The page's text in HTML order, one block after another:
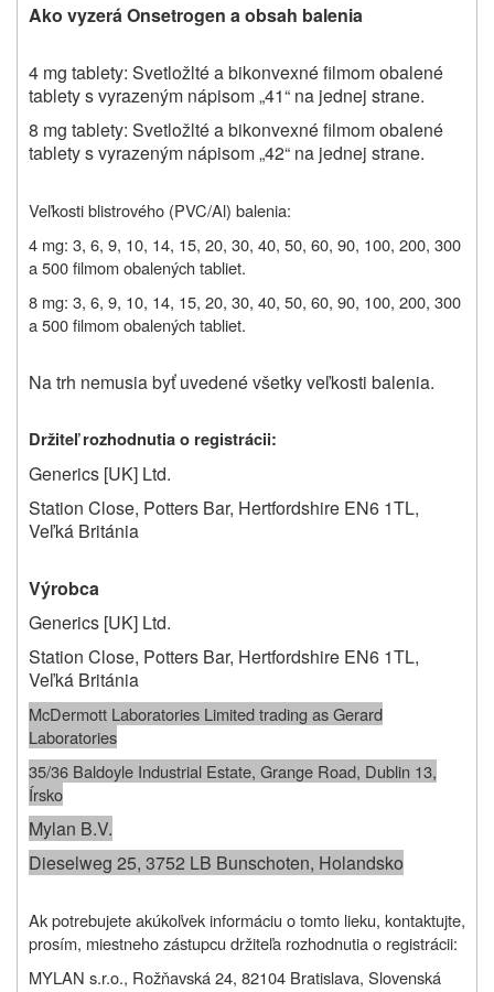
Ako vyzerá Onsetrogen a obsah balenia
4 mg tablety: Svetložlté a bikonvexné filmom obalené
tablety s vyrazeným nápisom „41“ na jednej strane.
8 mg tablety: Svetložlté a bikonvexné filmom obalené
tablety s vyrazeným nápisom „42“ na jednej strane.
Veľkosti blistrového (PVC/Al) balenia:
4 mg: 3, 6, 9, 10, 14, 15, 20, 30, 40, 50, 60, 90, 100, 200, 300
a 500 filmom obalených tabliet.
8 mg: 3, 6, 9, 10, 14, 15, 20, 30, 40, 50, 60, 90, 100, 200, 300
a 500 filmom obalených tabliet.
Na trh nemusia byť uvedené všetky veľkosti balenia.
Držiteľ rozhodnutia o registrácii:
Generics [UK] Ltd.
Station Close, Potters Bar, Hertfordshire EN6 1TL,
Veľká Británia
Výrobca
Generics [UK] Ltd.
Station Close, Potters Bar, Hertfordshire EN6 1TL,
Veľká Británia
McDermott Laboratories Limited trading as Gerard
Laboratories
35/36 Baldoyle Industrial Estate, Grange Road, Dublin 13,
Írsko
Mylan B.V.
Dieselweg 25, 3752 LB Bunschoten, Holandsko
Ak potrebujete akúkoľvek informáciu o tomto lieku, kontaktujte,
prosím, miestneho zástupcu držiteľa rozhodnutia o registrácii:
MYLAN s.r.o., Rožňavská 24, 82104 Bratislava, Slovenská